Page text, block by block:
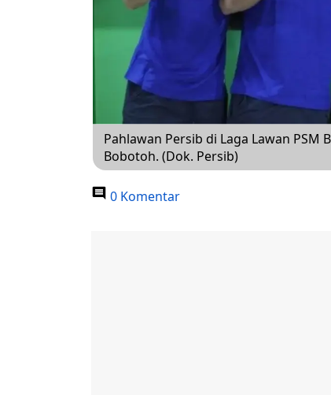
Pahlawan Persib di Laga Lawan PSM
Bobotoh. (Dok. Persib)
0 Komentar